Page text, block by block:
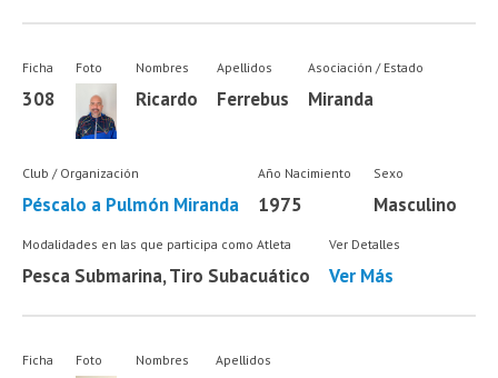
Ficha
308
Foto Nombres
Ricardo
Apellidos
Ferrebus
Asociación / Estado
Miranda
Club / Organización
Péscalo a Pulmón Miranda
Año Nacimiento
1975
Sexo
Masculino
Modalidades en las que participa como Atleta
Pesca Submarina, Tiro Subacuático
Ver Detalles
Ver Más
Ficha Foto Nombres Apellidos